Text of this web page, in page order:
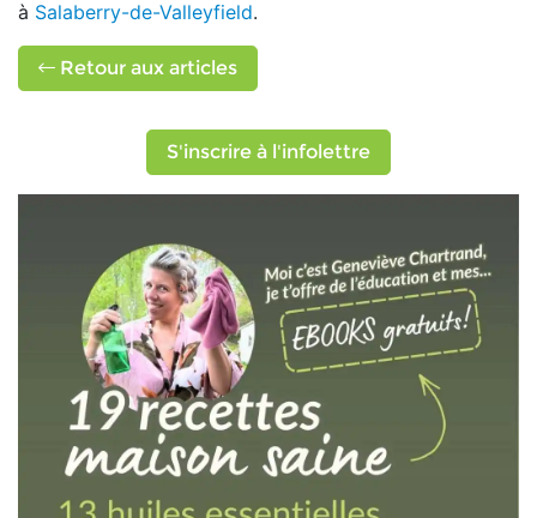
à Salaberry-de-Valleyfield.
Retour aux articles
S'inscrire à l'infolettre